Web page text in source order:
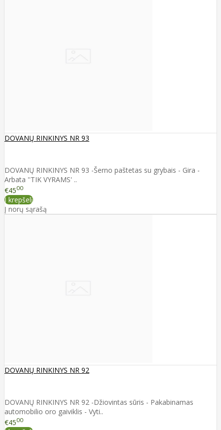
DOVANŲ RINKINYS NR 93
DOVANŲ RINKINYS NR 93 -Šerno paštetas su grybais - Gira -
Arbata ''TIK VYRAMS' ..
€4500
Į krepšelį
Į norų sąrašą
DOVANŲ RINKINYS NR 92
DOVANŲ RINKINYS NR 92 -Džiovintas sūris - Pakabinamas
automobilio oro gaiviklis - Vyti..
€4500